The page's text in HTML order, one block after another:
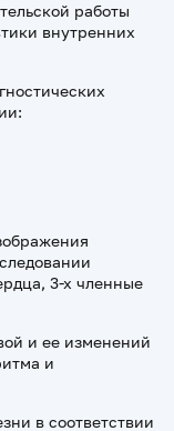
работы
внутренних
3-х членные
и ее изменений
и
в соответствии